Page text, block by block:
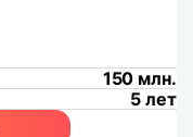
150 млн.
5 лет